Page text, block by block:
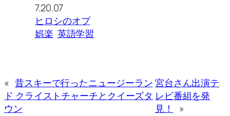
7.20.07
ヒロシのオプ
娯楽 英語学習
« 昔スキーで行ったニュージーラン
ド クライストチャーチとクイーズタ
ウン
宮台さん出演テ
レビ番組を発
見！
»